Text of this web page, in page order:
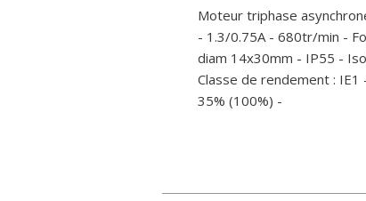
Moteur triphase
- 1.3/0.75A - 680tr/min -
diam 14x30mm - IP55 -
Classe de rendement :
35% (100%) -